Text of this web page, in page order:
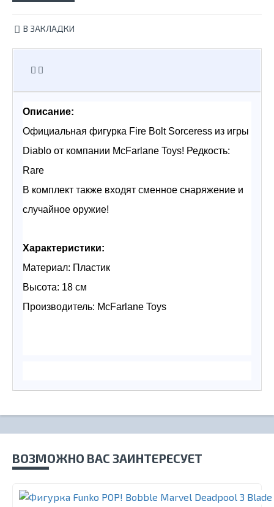
В ЗАКЛАДКИ
Описание:
Официальная фигурка Fire Bolt Sorceress из игры
Diablo от компании McFarlane Toys! Редкость:
Rare
В комплект также входят сменное снаряжение и
случайное оружие!
Характеристики:
Материал: Пластик
Высота: 18 см
Производитель: McFarlane Toys
ВОЗМОЖНО ВАС ЗАИНТЕРЕСУЕТ